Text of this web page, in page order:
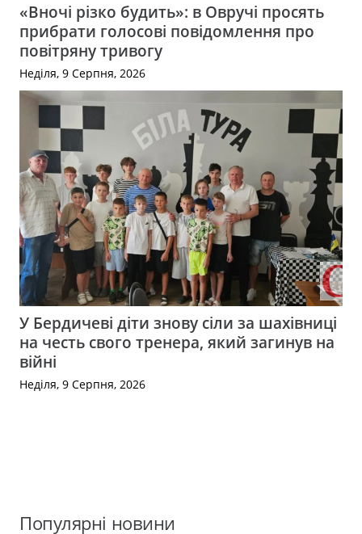
«Вночі різко будить»: в Овручі просять
прибрати голосові повідомлення про
повітряну тривогу
Неділя, 9 Серпня, 2026
У Бердичеві діти знову сіли за шахівниці
на честь свого тренера, який загинув на
війні
Неділя, 9 Серпня, 2026
Популярні новини